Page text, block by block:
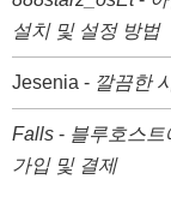
설치 및 설정 방법
Jesenia - 깔끔한
Falls - 블루호스
가입 및 결제